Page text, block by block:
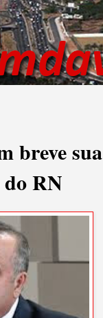
breve sua
RN